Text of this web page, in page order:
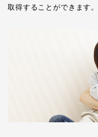
取得することができます。